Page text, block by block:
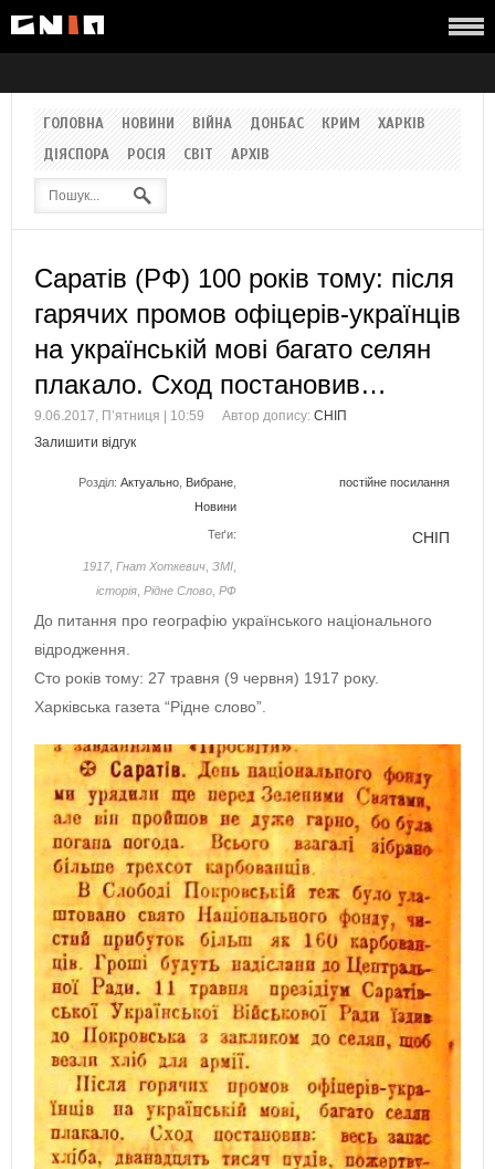
ГОЛОВНА НОВИНИ ВІЙНА ДОНБАС КРИМ
ХАРКІВ
ДІЯСПОРА
РОСІЯ СВІТ АРХІВ
Саратів (РФ) 100 років тому: після
гарячих промов офіцерів-українців
на українській мові багато селян
плакало. Сход постановив…
9.06.2017, П’ятниця | 10:59 Автор допису: СНІП
Залишити відгук
Розділ: Актуально Вибране
Новини
постійне посилання
Теґи:
1917, Гнат Хоткевич ЗМІ
історія Рідне Слово РФ
СНІП
До питання про географію українського національного
відродження.
Сто років тому: 27 травня (9 червня) 1917 року.
Харківська газета “Рідне слово”.